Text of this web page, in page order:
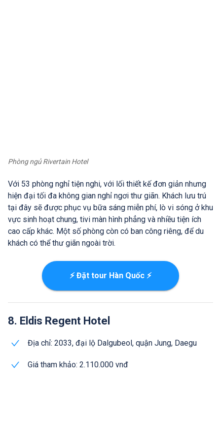
Phòng ngủ Rivertain Hotel
Với 53 phòng nghỉ tiện nghi, với lối thiết kế đơn giản nhưng
hiện đại tối đa không gian nghỉ ngơi thư giãn. Khách lưu trú
tại đây sẽ được phục vụ bữa sáng miễn phí, lò vi sóng ở khu
vực sinh hoạt chung, tivi màn hình phẳng và nhiều tiện ích
cao cấp khác. Một số phòng còn có ban công riêng, để du
khách có thể thư giãn ngoài trời.
⚡ Đặt tour Hàn Quốc ⚡
8. Eldis Regent Hotel
Địa chỉ: 2033, đại lộ Dalgubeol, quận Jung, Daegu
Giá tham khảo: 2.110.000 vnđ